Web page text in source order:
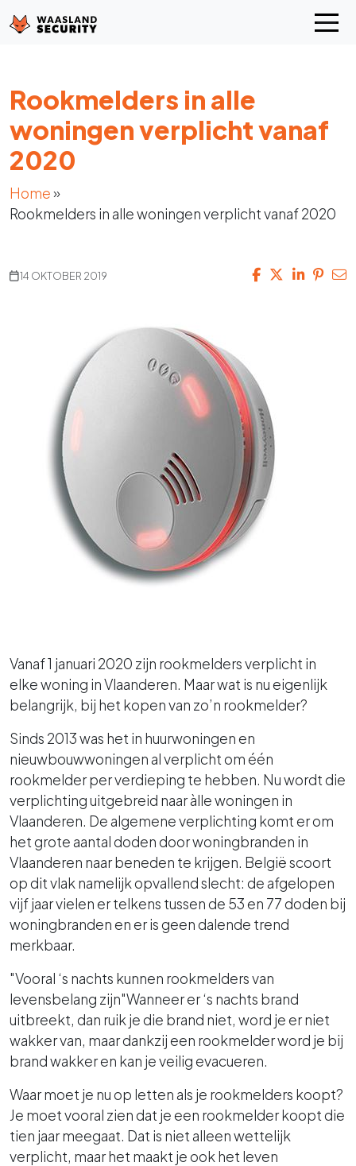
Rookmelders in alle
woningen verplicht vanaf
2020
Home»
Rookmelders in alle woningen verplicht vanaf 2020
14 OKTOBER 2019
Vanaf 1 januari 2020 zijn rookmelders verplicht in
elke woning in Vlaanderen. Maar wat is nu eigenlijk
belangrijk, bij het kopen van zo’n rookmelder?
Sinds 2013 was het in huurwoningen en
nieuwbouwwoningen al verplicht om één
rookmelder per verdieping te hebben. Nu wordt die
verplichting uitgebreid naar àlle woningen in
Vlaanderen. De algemene verplichting komt er om
het grote aantal doden door woningbranden in
Vlaanderen naar beneden te krijgen. België scoort
op dit vlak namelijk opvallend slecht: de afgelopen
vijf jaar vielen er telkens tussen de 53 en 77 doden bij
woningbranden en er is geen dalende trend
merkbaar.
"Vooral ‘s nachts kunnen rookmelders van
levensbelang zijn"Wanneer er ‘s nachts brand
uitbreekt, dan ruik je die brand niet, word je er niet
wakker van, maar dankzij een rookmelder word je bij
brand wakker en kan je veilig evacueren.
Waar moet je nu op letten als je rookmelders koopt?
Je moet vooral zien dat je een rookmelder koopt die
tien jaar meegaat. Dat is niet alleen wettelijk
verplicht, maar het maakt je ook het leven